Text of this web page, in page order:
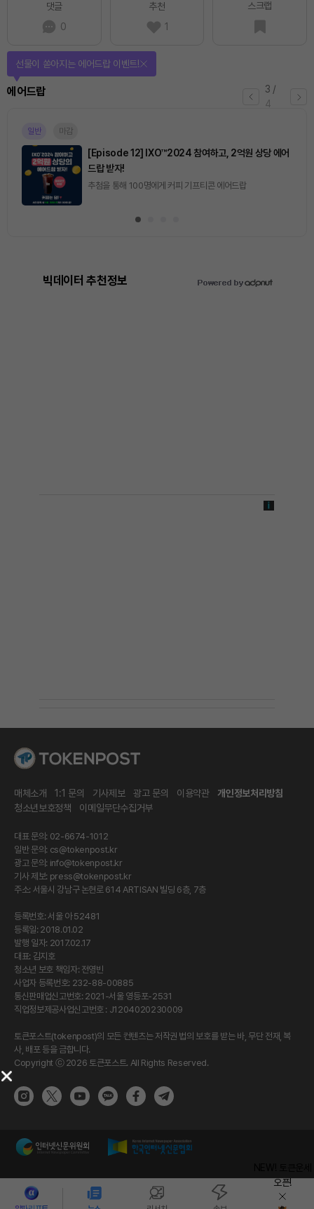
오픈!
댓글
0
추천
1
스크랩
3 /
4
에어드랍
선물이 쏟아지는 에어드랍 이벤트!
일반 마감
[Episode 12] IXO™2024 참여하고, 2억원 상당 에어
드랍 받자!
추첨을 통해 100명에게 커피 기프티콘 에어드랍
빅데이터 추천정보
매체소개 1:1 문의 기사제보 광고 문의 이용약관
개인정보처리방침
청소년보호정책
이메일무단수집거부
대표 문의: 02-6674-1012
일반 문의: cs@tokenpost.kr
광고 문의: info@tokenpost.kr
기사 제보: press@tokenpost.kr
주소: 서울시 강남구 논현로 614 ARTISAN 빌딩 6층, 7층
등록번호: 서울 아 52481
등록일: 2018.01.02
발행 일자: 2017.02.17
대표: 김지호
청소년 보호 책임자: 전영빈
사업자 등록번호: 232-88-00885
통신판매업신고번호: 2021-서울 영등포-2531
직업정보제공사업신고번호 : J1204020230009
토큰포스트(tokenpost)의 모든 컨텐츠는 저작권 법의 보호를 받는 바, 무단 전재, 복
사, 배포 등을 금합니다.
Copyright ⓒ 2026 토큰포스트. All Rights Reserved.